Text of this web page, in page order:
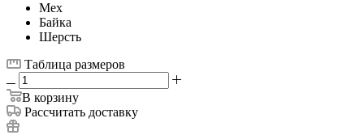
Мех
Байка
Шерсть
Таблица размеров
В корзину
Рассчитать доставку